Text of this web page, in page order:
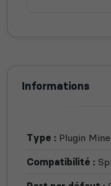
Informations
Type : Plugin
Compatibilité :